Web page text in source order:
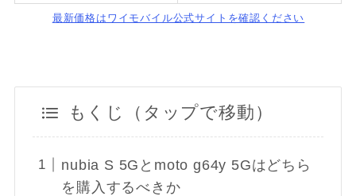
最新価格はワイモバイル公式サイトを確認ください
もくじ（タップで移動）
nubia S 5Gとmoto g64y 5Gはどちら
を購入するべきか